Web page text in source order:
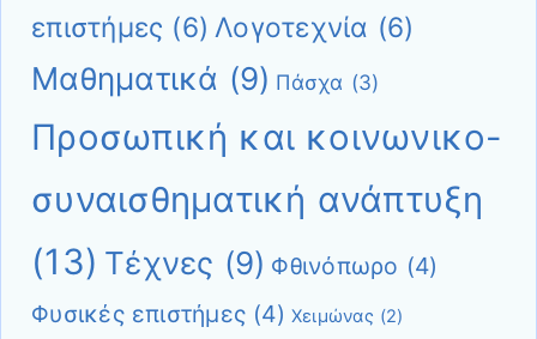
επιστήμες (6) Λογοτεχνία (6)
Μαθηματικά (9) Πάσχα (3)
Προσωπική και κοινωνικο-
συναισθηματική ανάπτυξη
(13) Τέχνες (9) Φθινόπωρο (4)
Φυσικές επιστήμες (4) Χειμώνας (2)